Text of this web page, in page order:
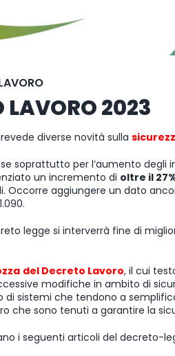
LAVORO 2023
diverse novità sulla
soprattutto per l’aumento degli
un incremento di oltre il
Occorre aggiungere un dato
legge si interverrà fine di
del Decreto Lavoro, il cui
modifiche in ambito di
di sistemi che tendono a
che sono tenuti a garantire la
i seguenti articoli del decreto-